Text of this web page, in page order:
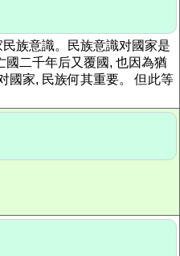
族意識。民族意識对國家是
國二千年后又覆國, 也因為猶
國家, 民族何其重要。 但此等